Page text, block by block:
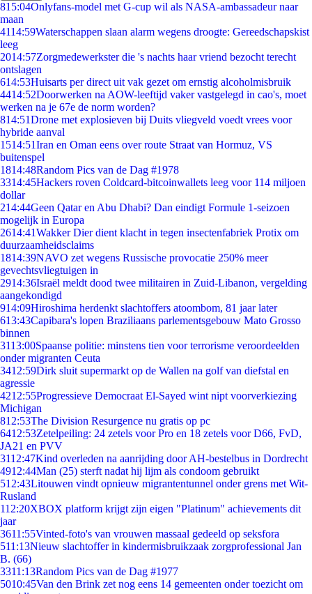
815:04Onlyfans-model met G-cup wil als NASA-ambassadeur naar
maan
4114:59Waterschappen slaan alarm wegens droogte: Gereedschapskist
leeg
2014:57Zorgmedewerkster die 's nachts haar vriend bezocht terecht
ontslagen
614:53Huisarts per direct uit vak gezet om ernstig alcoholmisbruik
4414:52Doorwerken na AOW-leeftijd vaker vastgelegd in cao's, moet
werken na je 67e de norm worden?
814:51Drone met explosieven bij Duits vliegveld voedt vrees voor
hybride aanval
1514:51Iran en Oman eens over route Straat van Hormuz, VS
buitenspel
1814:48Random Pics van de Dag #1978
3314:45Hackers roven Coldcard-bitcoinwallets leeg voor 114 miljoen
dollar
214:44Geen Qatar en Abu Dhabi? Dan eindigt Formule 1-seizoen
mogelijk in Europa
2614:41Wakker Dier dient klacht in tegen insectenfabriek Protix om
duurzaamheidsclaims
1814:39NAVO zet wegens Russische provocatie 250% meer
gevechtsvliegtuigen in
2914:36Israël meldt dood twee militairen in Zuid-Libanon, vergelding
aangekondigd
914:09Hiroshima herdenkt slachtoffers atoombom, 81 jaar later
613:43Capibara's lopen Braziliaans parlementsgebouw Mato Grosso
binnen
3113:00Spaanse politie: minstens tien voor terrorisme veroordeelden
onder migranten Ceuta
3412:59Dirk sluit supermarkt op de Wallen na golf van diefstal en
agressie
4212:55Progressieve Democraat El-Sayed wint nipt voorverkiezing
Michigan
812:53The Division Resurgence nu gratis op pc
6412:53Zetelpeiling: 24 zetels voor Pro en 18 zetels voor D66, FvD,
JA21 en PVV
3112:47Kind overleden na aanrijding door AH-bestelbus in Dordrecht
4912:44Man (25) sterft nadat hij lijm als condoom gebruikt
512:43Litouwen vindt opnieuw migrantentunnel onder grens met Wit-
Rusland
112:20XBOX platform krijgt zijn eigen "Platinum" achievements dit
jaar
3611:55Vinted-foto's van vrouwen massaal gedeeld op seksfora
511:13Nieuw slachtoffer in kindermisbruikzaak zorgprofessional Jan
B. (66)
3311:13Random Pics van de Dag #1977
5010:45Van den Brink zet nog eens 14 gemeenten onder toezicht om